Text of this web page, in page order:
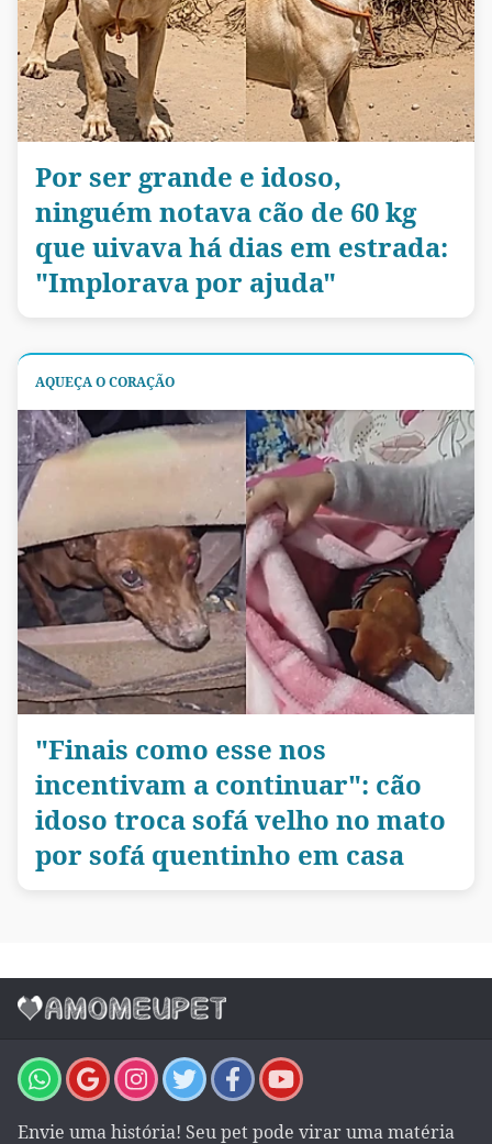
Por ser grande e idoso,
ninguém notava cão de 60 kg
que uivava há dias em estrada:
"Implorava por ajuda"
AQUEÇA O CORAÇÃO
"Finais como esse nos
incentivam a continuar": cão
idoso troca sofá velho no mato
por sofá quentinho em casa
Envie uma história! Seu pet pode virar uma matéria